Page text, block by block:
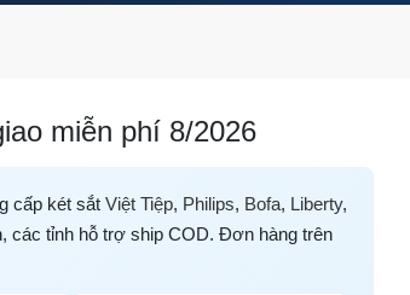
miễn phí 8/2026
cấp két sắt Việt Tiệp, Philips, Bofa, Liberty,
các tỉnh hỗ trợ ship COD. Đơn hàng trên